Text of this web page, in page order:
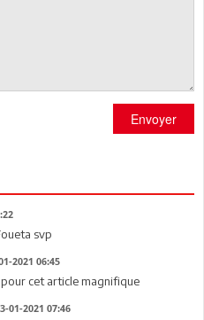
Envoyer
svp
2021 06:45
cet article magnifique
01-2021 07:46